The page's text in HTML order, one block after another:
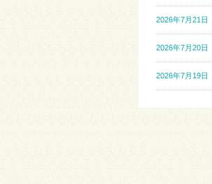
2026年7月21日
2026年7月20日
2026年7月19日